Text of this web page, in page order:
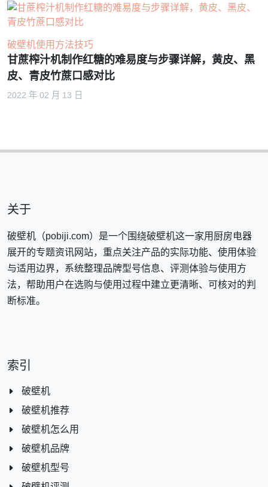
破壁机使用方法技巧
甘蔗榨汁机制作红糖的难易度与步骤详解，黄皮、黑
皮、青皮竹蔗口感对比
2022 年 02 月 13 日
关于
破壁机（pobiji.com）是一个围绕破壁机这一家用厨房电器
展开的专题资讯网站，重点关注产品的实际功能、使用体验
与适用边界，系统整理品牌型号信息、评测体验与使用方
法，帮助用户在选购与使用过程中建立更清晰、可核对的判
断标准。
索引
破壁机
破壁机推荐
破壁机怎么用
破壁机品牌
破壁机型号